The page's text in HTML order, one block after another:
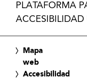
PLATAFORMA
ACCESIBILIDAD
Mapa
web
Accesibilidad